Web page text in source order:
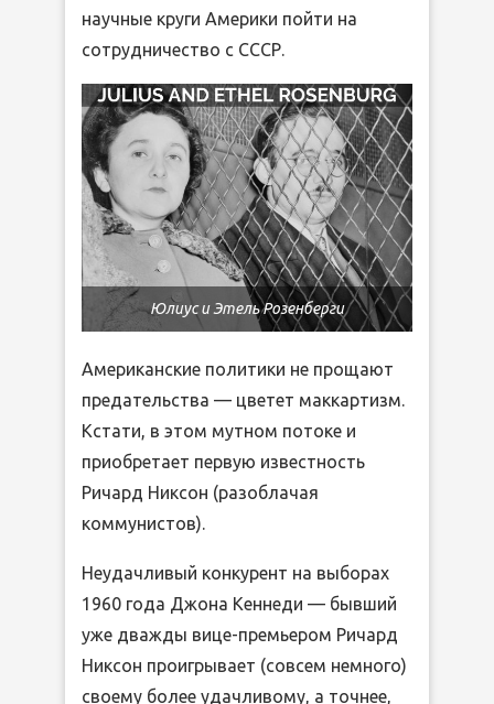
научные круги Америки пойти на
сотрудничество с СССР.
Юлиус и Этель Розенберги
Американские политики не прощают
предательства — цветет маккартизм.
Кстати, в этом мутном потоке и
приобретает первую известность
Ричард Никсон (разоблачая
коммунистов).
Неудачливый конкурент на выборах
1960 года Джона Кеннеди — бывший
уже дважды вице-премьером Ричард
Никсон проигрывает (совсем немного)
своему более удачливому, а точнее,